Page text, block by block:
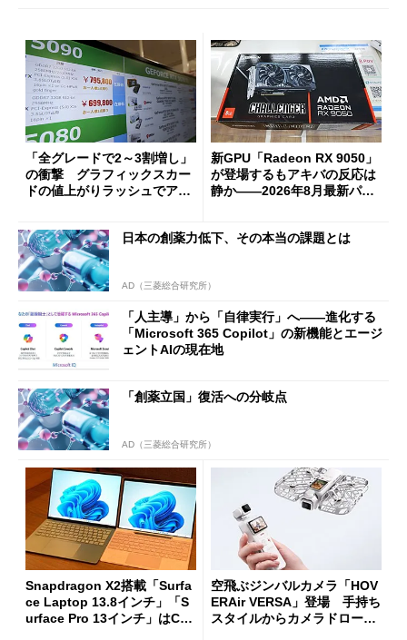
「全グレードで2～3割増し」
の衝撃 グラフィックスカー
ドの値上がりラッシュでアキ
新GPU「Radeon RX 9050」
が登場するもアキバの反応は
静か――2026年8月最新パー
日本の創薬力低下、その本当の課題とは
AD（三菱総合研究所）
「人主導」から「自律実行」へ――進化する
「Microsoft 365 Copilot」の新機能とエージ
ェントAIの現在地
「創薬立国」復活への分岐点
AD（三菱総合研究所）
Snapdragon X2搭載「Surfa
ce Laptop 13.8インチ」「S
urface Pro 13インチ」はCop
空飛ぶジンバルカメラ「HOV
ERAir VERSA」登場 手持ち
スタイルからカメラドローン